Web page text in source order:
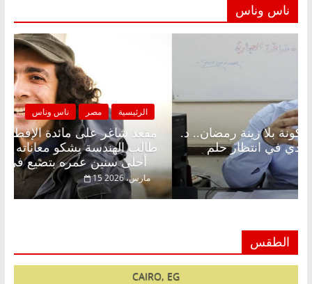
ناس وناس
طالب
أحلى سنين عمره بتضيع في السجن
الرئيسية مصر
مقعد شاغر على الإفطار وبلكونة بلا زينة رمضان.. د.
عبدالخالق فاروق خبير اقتصادي في انتظار حلم
22 فبراير، 2026
الطقس
CAIRO, EG